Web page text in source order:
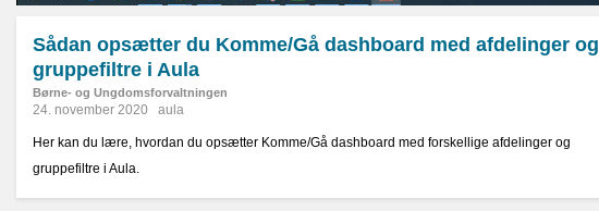
Sådan opsætter du Komme/Gå dashboard med afdelinger og
gruppefiltre i Aula
Børne- og Ungdomsforvaltningen
24. november 2020 aula
Her kan du lære, hvordan du opsætter Komme/Gå dashboard med forskellige afdelinger og
gruppefiltre i Aula.